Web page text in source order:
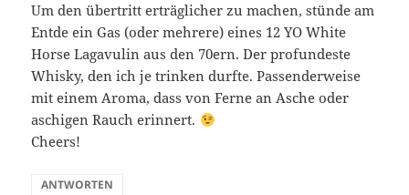
Um den übertritt erträglicher zu machen, stünde am
Entde ein Gas (oder mehrere) eines 12 YO White
Horse Lagavulin aus den 70ern. Der profundeste
Whisky, den ich je trinken durfte. Passenderweise
mit einem Aroma, dass von Ferne an Asche oder
aschigen Rauch erinnert.
Cheers!
ANTWORTEN